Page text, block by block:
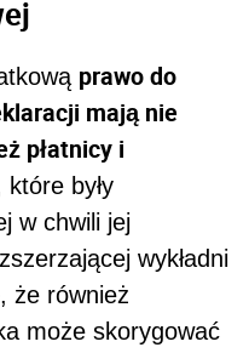
prawo do
mają nie
płatnicy i
były
w chwili jej
wykładni
że również
może skorygować